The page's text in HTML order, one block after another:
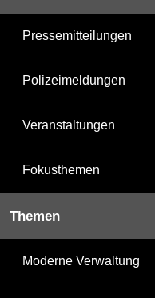
Pressemitteilungen
Polizeimeldungen
Veranstaltungen
Fokusthemen
Themen
Moderne Verwaltung